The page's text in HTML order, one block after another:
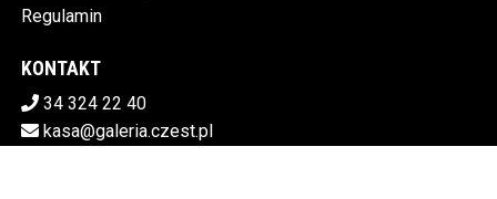
Regulamin
KONTAKT
34 324 22 40
kasa@galeria.czest.pl